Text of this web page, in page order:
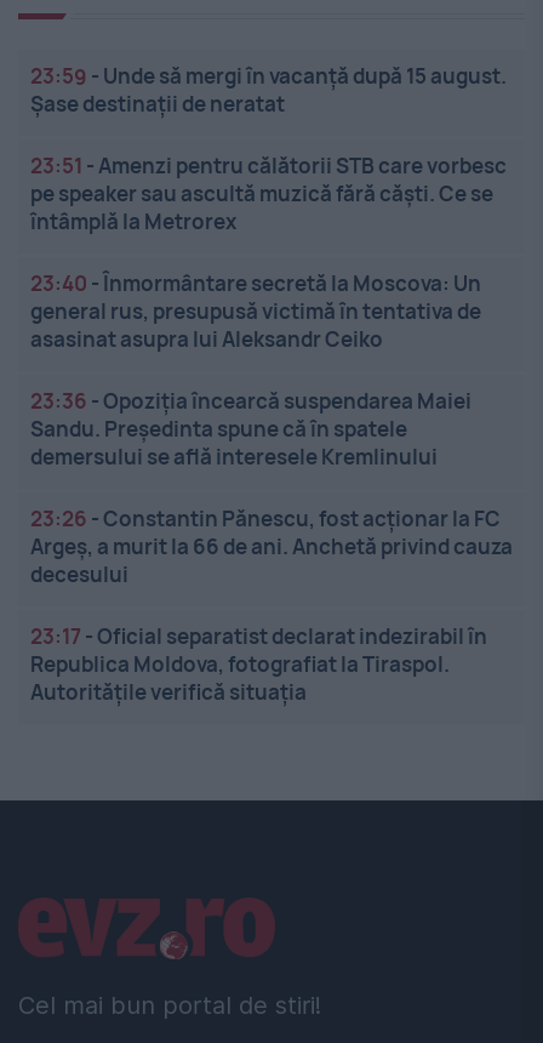
23:59 - Unde să mergi în vacanță după 15 august.
Șase destinații de neratat
23:51 -Amenzi pentru călătorii STB care vorbesc
pe speaker sau ascultă muzică fără căști. Ce se
întâmplă la Metrorex
23:40 -Înmormântare secretă la Moscova: Un
general rus, presupusă victimă în tentativa de
asasinat asupra lui Aleksandr Ceiko
23:36 -Opoziția încearcă suspendarea Maiei
Sandu. Președinta spune că în spatele
demersului se află interesele Kremlinului
23:26 -Constantin Pănescu, fost acționar la FC
Argeș, a murit la 66 de ani. Anchetă privind cauza
decesului
23:17 -Oficial separatist declarat indezirabil în
Republica Moldova, fotografiat la Tiraspol.
Autoritățile verifică situația
Cel mai bun portal de stiri!
Linkuri utile